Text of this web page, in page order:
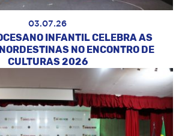
03.07.26
INFANTIL CELEBRA AS
NO ENCONTRO DE
CULTURAS 2026